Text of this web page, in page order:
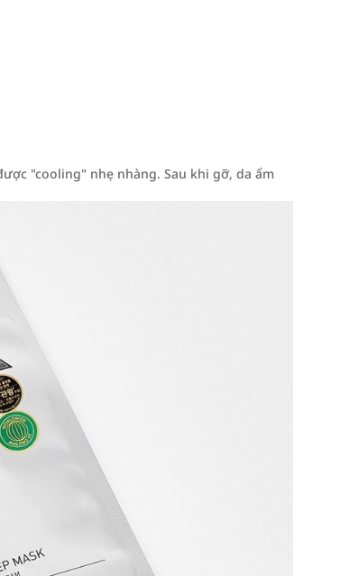
"cooling" nhẹ nhàng. Sau khi gỡ, da ẩm